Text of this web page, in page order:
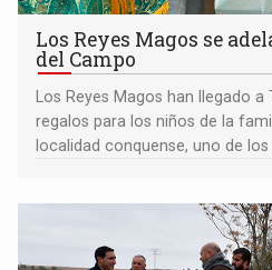
Los Reyes Magos se
del Campo
Los Reyes Magos han llegado
regalos para los niños de la
localidad conquense, uno de